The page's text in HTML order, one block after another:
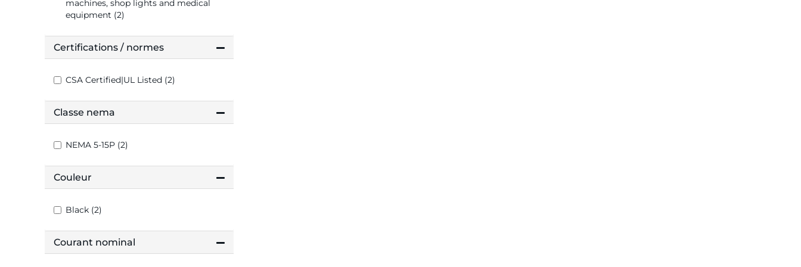
machines, shop lights and medical
equipment (2)
Certifications / normes
CSA Certified|UL Listed (2)
Classe nema
NEMA 5-15P (2)
Couleur
Black (2)
Courant nominal